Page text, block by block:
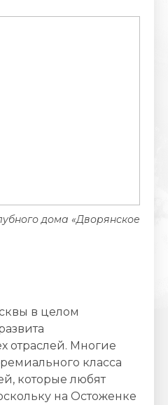
дома «Дворянское
в целом
отраслей. Многие
класса
которые любят
на Остоженке